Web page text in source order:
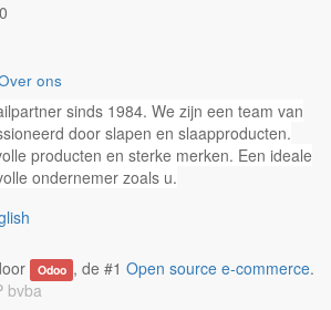
ons
sinds 1984. We zijn een team van
door slapen en slaapproducten.
producten en sterke merken. Een ideale
ondernemer zoals u.
Odoo , de #1 Open source e-commerce.
bvba